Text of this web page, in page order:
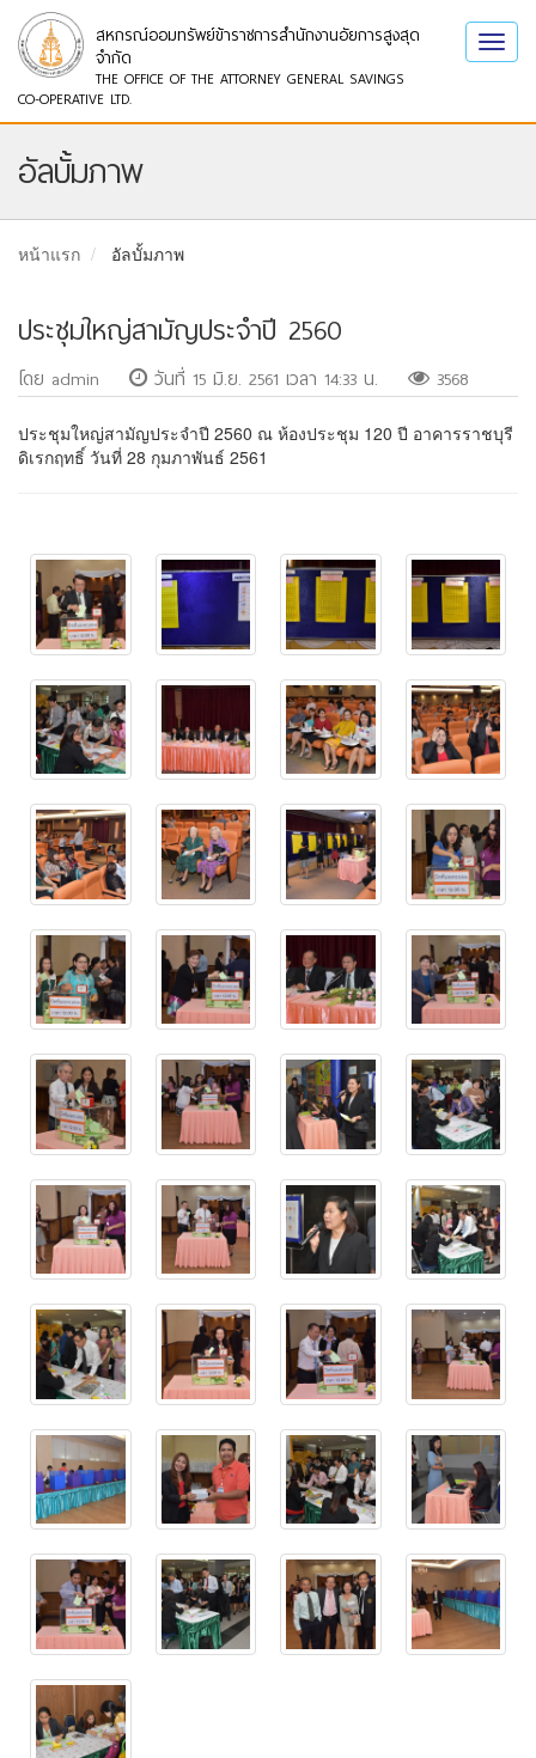
สหกรณ์ออมทรัพย์ข้าราชการสำนักงานอัยการสูงสุด
จำกัด
THE OFFICE OF THE ATTORNEY GENERAL SAVINGS
CO-OPERATIVE LTD.
อัลบั้มภาพ
หน้าแรก อัลบั้มภาพ
ประชุมใหญ่สามัญประจำปี 2560
โดย admin วันที่ 15 มิ.ย. 2561 เวลา 14:33 น. 3568
ประชุมใหญ่สามัญประจำปี 2560 ณ ห้องประชุม 120 ปี อาคารราชบุรี
ดิเรกฤทธิ์ วันที่ 28 กุมภาพันธ์ 2561